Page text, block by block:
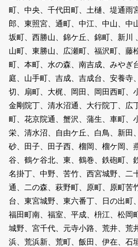
町、中央、千代田町、土樋、堤通雨
郎、東照宮、通町、中江、中山、中
坂町、西勝山、錦ケ丘、錦町、新川
山町、東勝山、広瀬町、福沢町、藤
町、本町、水の森、南吉成、みやぎ
庭、山手町、吉成、吉成台、安養寺
切、扇町、大梶、岡田、岡田西町、
金剛院丁、清水沼通、大行院丁、広
町、花京院通、蟹沢、蒲生、車町、
栄、清水沼、自由ケ丘、白鳥、新田
砂、田子、田子西、榴岡、榴ケ岡、
谷、鶴ケ谷北、東、鶴巻、鉄砲町、
名掛丁、中野、苦竹、西宮城野、二
通、二の森、萩野町、原町、原町苦
台、東宮城野、東六番丁、日の出町
福田町南、福室、平成、枡江、松岡
城野、宮千代、元寺小路、荒井、荒
浜、荒浜新、荒町、飯田、伊在、石